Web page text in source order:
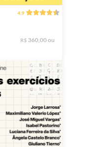
4.9
R$ 360,00 ou